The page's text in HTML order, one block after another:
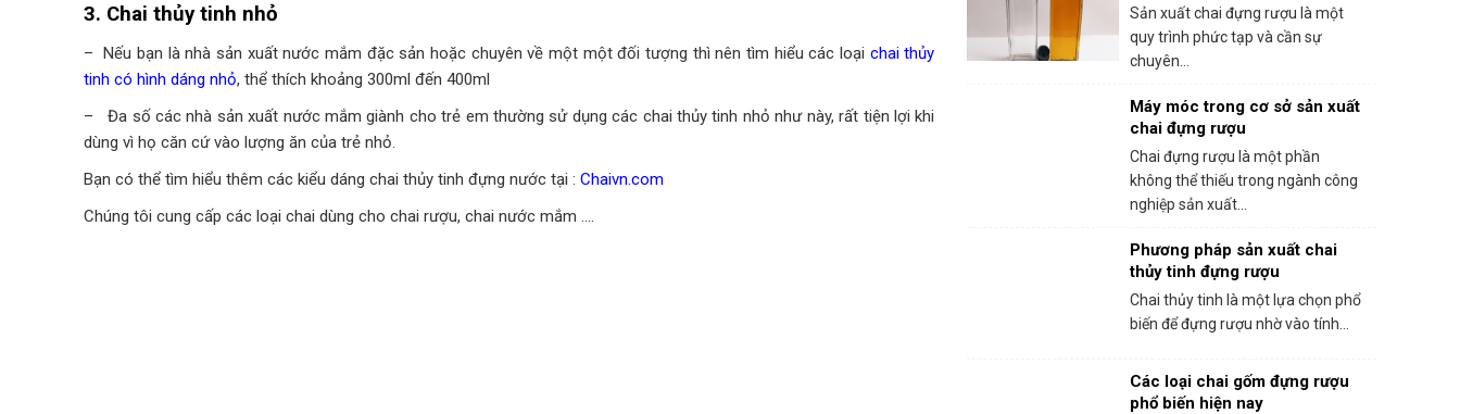
3. Chai thủy tinh nhỏ
– Nếu bạn là nhà sản xuất nước mắm đặc sản hoặc chuyên về một một đối tượng thì nên tìm hiểu các loại chai thủy
tinh có hình dáng nhỏ, thể thích khoảng 300ml đến 400ml
– Đa số các nhà sản xuất nước mắm giành cho trẻ em thường sử dụng các chai thủy tinh nhỏ như này, rất tiện lợi khi
dùng vì họ căn cứ vào lượng ăn của trẻ nhỏ.
Bạn có thể tìm hiểu thêm các kiểu dáng chai thủy tinh đựng nước tại : Chaivn.com
Chúng tôi cung cấp các loại chai dùng cho chai rượu, chai nước mắm ….
Sản xuất chai đựng rượu là một
quy trình phức tạp và cần sự
chuyên...
Máy móc trong cơ sở sản xuất
chai đựng rượu
Chai đựng rượu là một phần
không thể thiếu trong ngành công
nghiệp sản xuất...
Phương pháp sản xuất chai
thủy tinh đựng rượu
Chai thủy tinh là một lựa chọn phổ
biến để đựng rượu nhờ vào tính...
Các loại chai gốm đựng rượu
phổ biến hiện nay